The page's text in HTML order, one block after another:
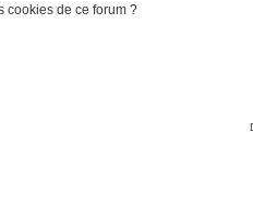
cookies de ce forum ?